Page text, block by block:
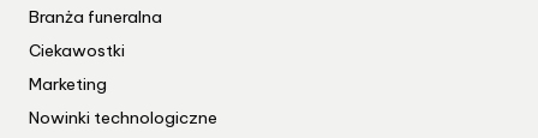
Branża funeralna
Ciekawostki
Marketing
Nowinki technologiczne